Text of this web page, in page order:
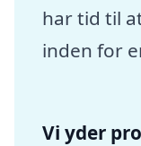
har tid til
inden for
Vi yder